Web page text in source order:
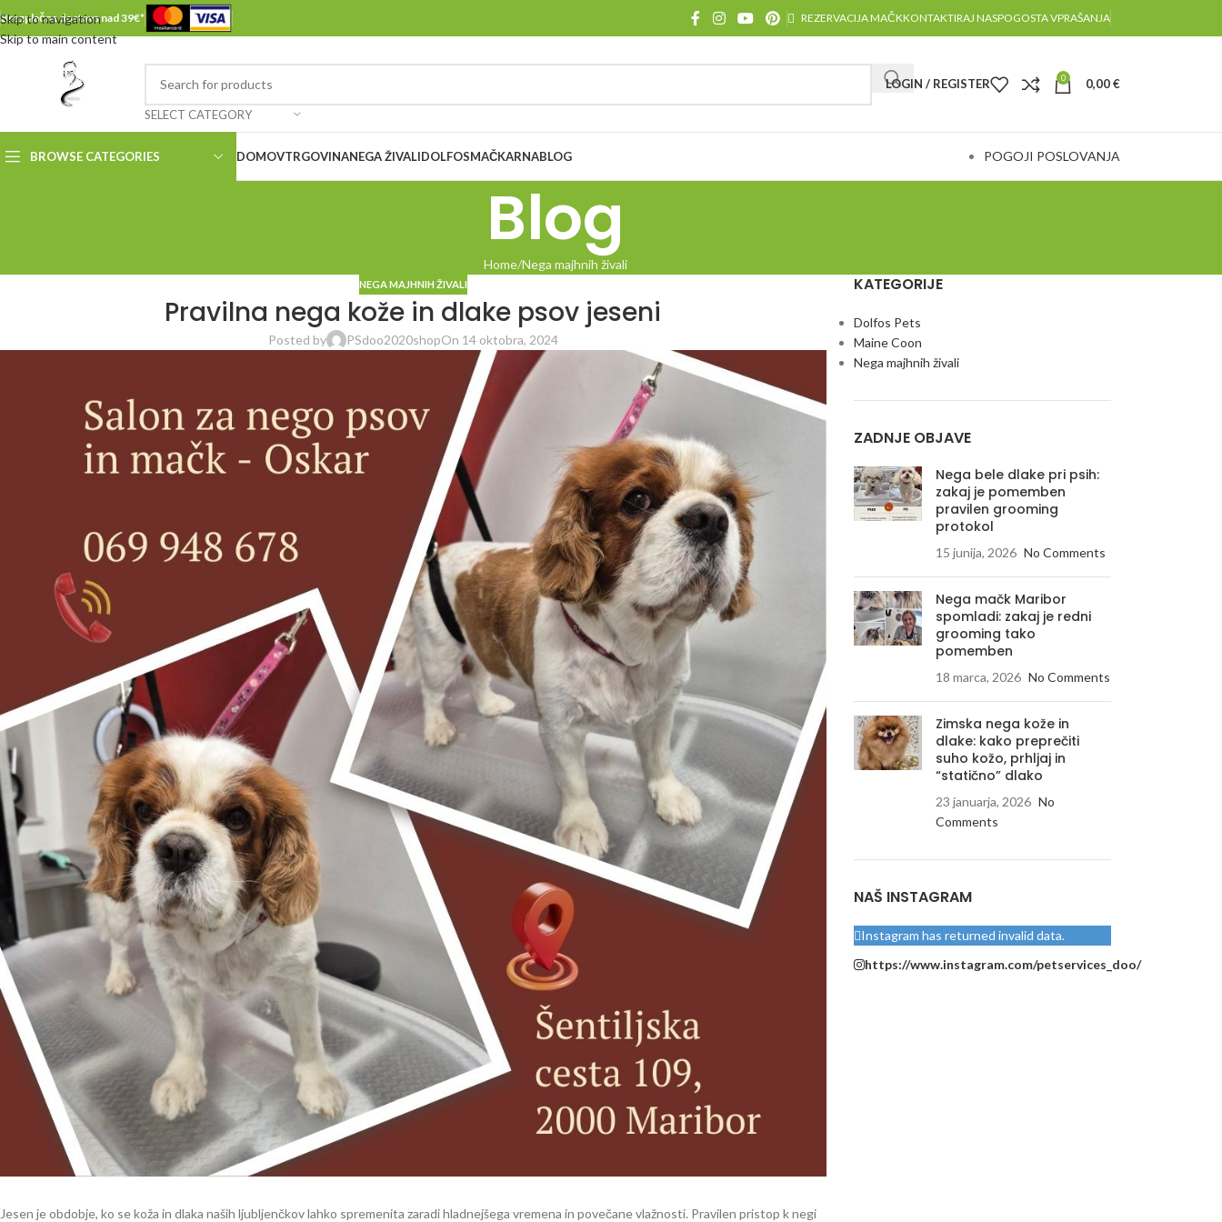
Skip to navigation
Skip to main content
Brezplačna dostava nad 39€* REZERVACIJA MAČKKONTAKTIRAJ NASPOGOSTA VPRAŠANJA
SELECT CATEGORY
LOGIN / REGISTER 0 0,00€
BROWSE CATEGORIES DOMOVTRGOVINANEGA ŽIVALIDOLFOSMAČKARNABLOG POGOJI POSLOVANJA
Blog
Home Nega majhnih živali
NEGA MAJHNIH ŽIVALI
Pravilna nega kože in dlake psov jeseni
Posted by PSdoo2020shopOn 14 oktobra, 2024
Jesen je obdobje, ko se koža in dlaka naših ljubljenčkov lahko spremenita zaradi hladnejšega vremena in povečane vlažnosti. Pravilen pristop k negi
KATEGORIJE
Dolfos Pets
Maine Coon
Nega majhnih živali
ZADNJE OBJAVE
Nega bele dlake pri psih:
zakaj je pomemben
pravilen grooming
protokol
15 junija, 2026 No Comments
Nega mačk Maribor
spomladi: zakaj je redni
grooming tako
pomemben
18 marca, 2026 No Comments
Zimska nega kože in
dlake: kako preprečiti
suho kožo, prhljaj in
“statično” dlako
23 januarja, 2026 No
Comments
NAŠ INSTAGRAM
Instagram has returned invalid data.
https://www.instagram.com/petservices_doo/